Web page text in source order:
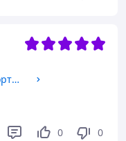
Чоловічий костюм футболка та шорти з гербом України. Літній комплект шорти та футболка патріотичний L
0 0